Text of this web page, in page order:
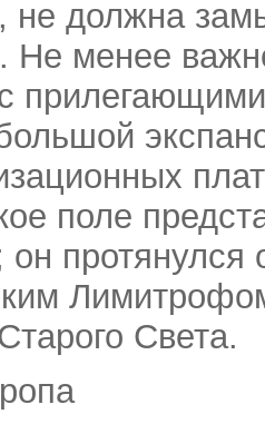
не должна
Не менее
поле
протянулся
Света.